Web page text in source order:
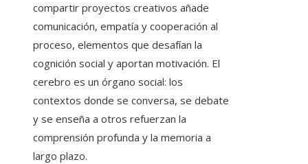
compartir proyectos creativos añade
comunicación, empatía y cooperación al
proceso, elementos que desafían la
cognición social y aportan motivación. El
cerebro es un órgano social: los
contextos donde se conversa, se debate
y se enseña a otros refuerzan la
comprensión profunda y la memoria a
largo plazo.